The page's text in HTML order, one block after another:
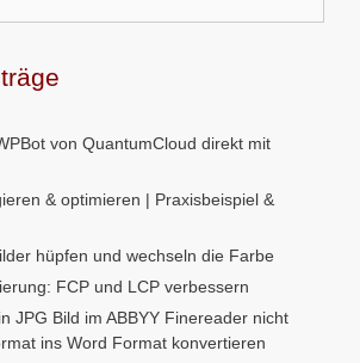
von QuantumCloud direkt mit
& optimieren | Praxisbeispiel &
hüpfen und wechseln die Farbe
FCP und LCP verbessern
JPG Bild im ABBYY Finereader nicht
ins Word Format konvertieren